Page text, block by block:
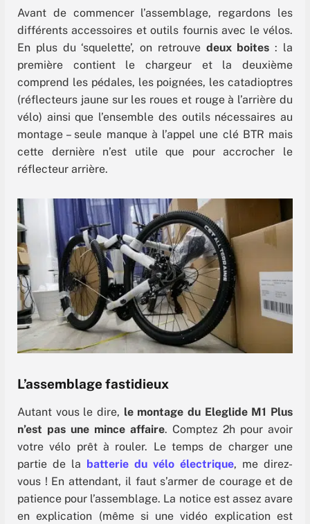
Avant de commencer l’assemblage, regardons les
différents accessoires et outils fournis avec le vélos.
En plus du ‘squelette’, on retrouve deux boites: la
première contient le chargeur et la deuxième
comprend les pédales, les poignées, les catadioptres
(réflecteurs jaune sur les roues et rouge à l’arrière du
vélo) ainsi que l’ensemble des outils nécessaires au
montage – seule manque à l’appel une clé BTR mais
cette dernière n’est utile que pour accrocher le
réflecteur arrière.
L’assemblage fastidieux
Autant vous le dire, le montage du Eleglide M1 Plus
n’est pas une mince affaire. Comptez 2h pour avoir
votre vélo prêt à rouler. Le temps de charger une
partie de la batterie du vélo électrique, me direz-
vous ! En attendant, il faut s’armer de courage et de
patience pour l’assemblage. La notice est assez avare
en explication (même si une vidéo explication est